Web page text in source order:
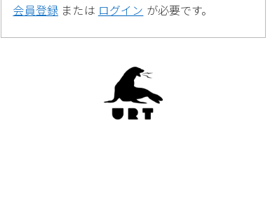
会員登録 または ログイン が必要です。